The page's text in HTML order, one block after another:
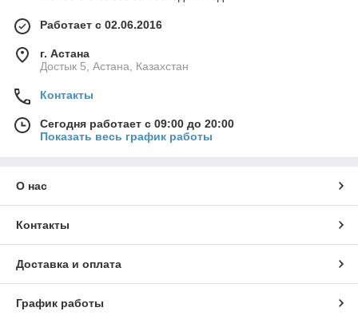
Работает с 02.06.2016
г. Астана
Достык 5, Астана, Казахстан
Контакты
Сегодня работает с 09:00 до 20:00
Показать весь график работы
О нас
Контакты
Доставка и оплата
График работы